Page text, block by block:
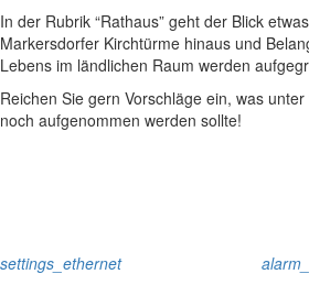
In der Rubrik “Rathaus” geht der Blick
Markersdorfer Kirchtürme hinaus und
Lebens im ländlichen Raum werden
Reichen Sie gern Vorschläge ein, was unter
noch aufgenommen werden sollte!
settings_ethernet